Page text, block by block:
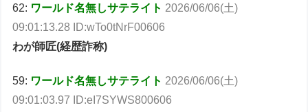
62: ワールド名無しサテライト 2026/06/06(土)
09:01:13.28 ID:wTo0tNrF00606
わが師匠(経歴詐称)
59: ワールド名無しサテライト 2026/06/06(土)
09:01:03.97 ID:eI7SYWS800606